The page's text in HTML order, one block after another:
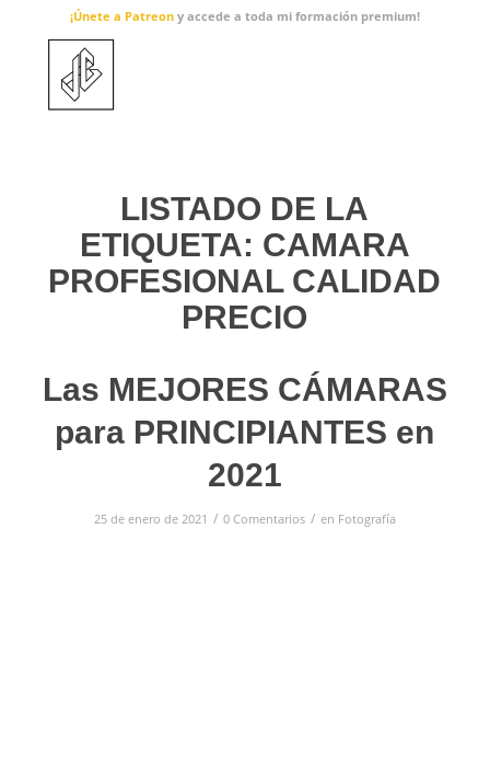
¡Únete a Patreon y accede a toda mi formación premium!
LISTADO DE LA
ETIQUETA: CAMARA
PROFESIONAL CALIDAD
PRECIO
Las MEJORES CÁMARAS
para PRINCIPIANTES en
2021
25 de enero de 2021 / 0 Comentarios / en Fotografía